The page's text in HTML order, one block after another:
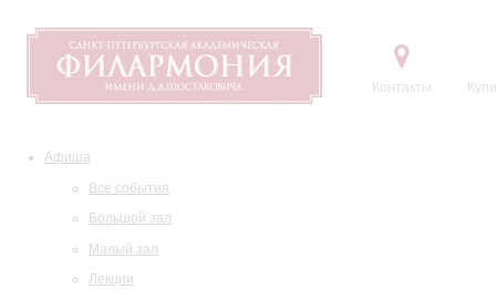
Контакты
Афиша
Все события
Большой зал
Малый зал
Лекции